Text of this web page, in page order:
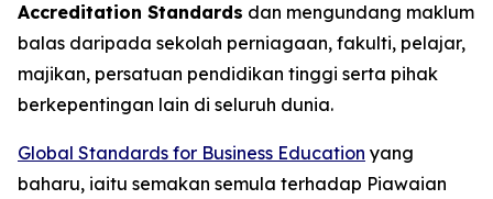
Accreditation Standards dan mengundang maklum
balas daripada sekolah perniagaan, fakulti, pelajar,
majikan, persatuan pendidikan tinggi serta pihak
berkepentingan lain di seluruh dunia.
Global Standards for Business Education yang
baharu, iaitu semakan semula terhadap Piawaian